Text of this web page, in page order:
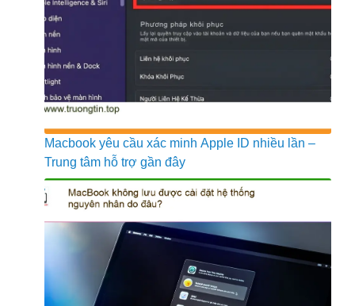
Macbook yêu cầu xác minh Apple ID nhiều lần –
Trung tâm hỗ trợ gần đây